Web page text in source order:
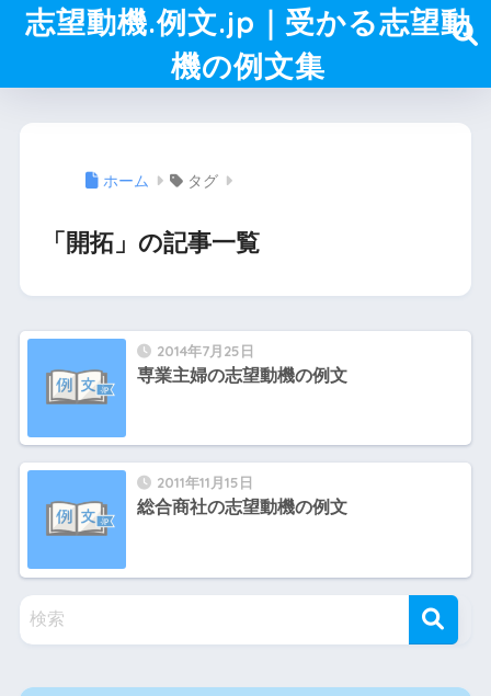
志望動機.例文.jp｜受かる志望動
機の例文集
ホーム タグ
「開拓」の記事一覧
2014年7月25日
専業主婦の志望動機の例文
2011年11月15日
総合商社の志望動機の例文